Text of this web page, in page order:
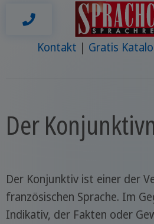
Kontakt Gratis
Der
Der Konjunktiv ist einer der
französischen Sprache. Im
Indikativ, der Fakten oder